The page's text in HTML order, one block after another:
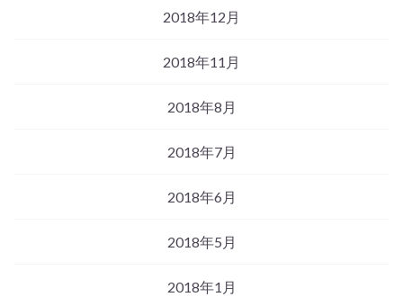
2018年12月
2018年11月
2018年8月
2018年7月
2018年6月
2018年5月
2018年1月